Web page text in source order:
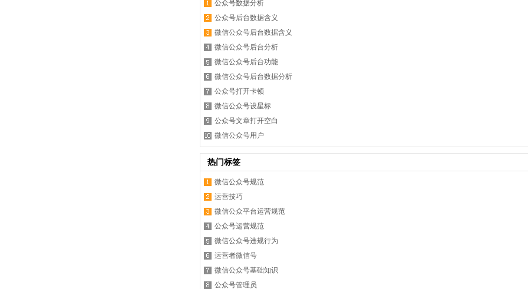
公众号数据分析
公众号后台数据含义
微信公众号后台数据含义
微信公众号后台分析
微信公众号后台功能
微信公众号后台数据分析
公众号打开卡顿
微信公众号设星标
公众号文章打开空白
微信公众号用户
热门标签
微信公众号规范
运营技巧
微信公众平台运营规范
公众号运营规范
微信公众号违规行为
运营者微信号
微信公众号基础知识
公众号管理员